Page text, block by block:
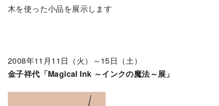
木を使った小品を展示します
2008年11月11日（火）～15日（土）
金子祥代「Magical Ink ～インクの魔法～展」